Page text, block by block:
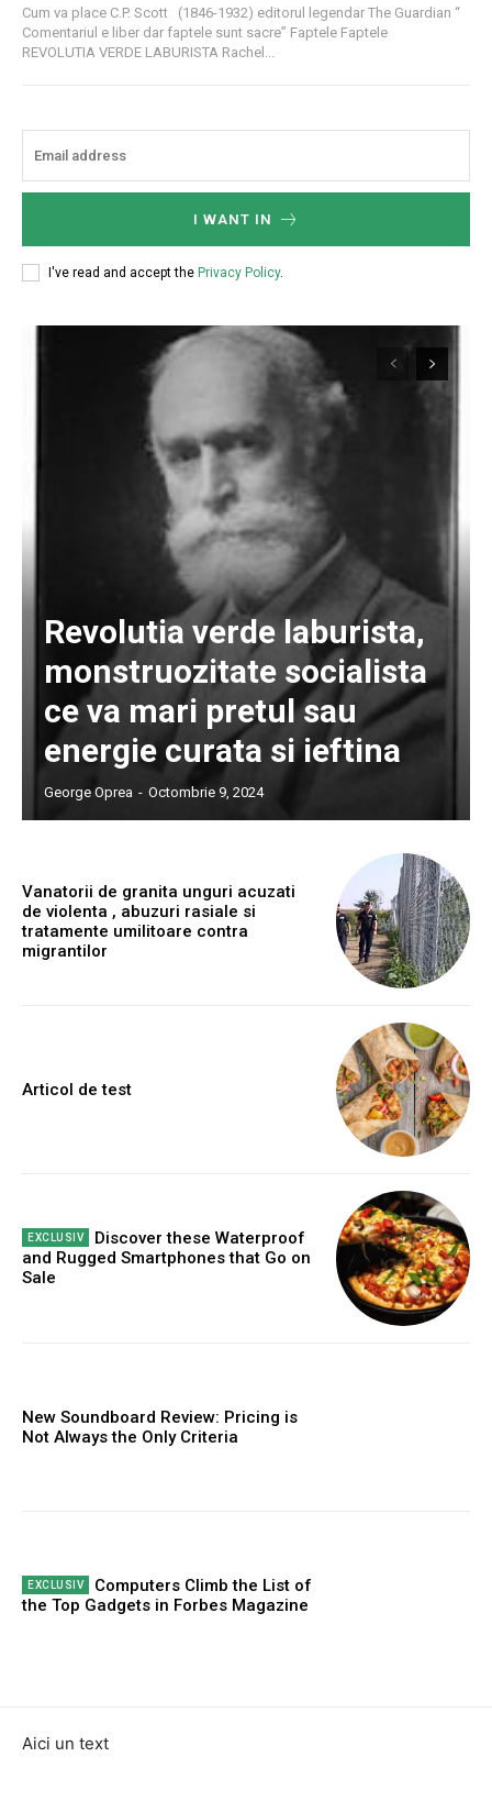
Cum va place C.P. Scott (1846-1932) editorul legendar The Guardian “
Comentariul e liber dar faptele sunt sacre” Faptele Faptele
REVOLUTIA VERDE LABURISTA Rachel...
I WANT IN
I've read and accept the Privacy Policy.
Revolutia verde laburista,
monstruozitate socialista
ce va mari pretul sau
energie curata si ieftina
George Oprea - Octombrie 9, 2024
Vanatorii de granita unguri acuzati
de violenta , abuzuri rasiale si
tratamente umilitoare contra
migrantilor
Articol de test
Discover these Waterproof
and Rugged Smartphones that Go on
Sale
New Soundboard Review: Pricing is
Not Always the Only Criteria
Computers Climb the List of
the Top Gadgets in Forbes Magazine
Aici un text